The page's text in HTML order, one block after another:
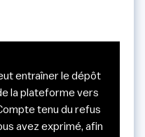
entraîner le dépôt
la plateforme vers
tenu du refus
avez exprimé, afin